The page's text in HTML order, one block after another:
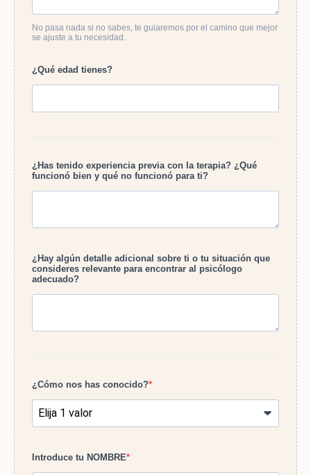
No pasa nada si no sabes, te guiaremos por el camino que mejor
se ajuste a tu necesidad.
¿Qué edad tienes?
¿Has tenido experiencia previa con la terapia? ¿Qué
funcionó bien y qué no funcionó para ti?
¿Hay algún detalle adicional sobre ti o tu situación que
consideres relevante para encontrar al psicólogo
adecuado?
¿Cómo nos has conocido?
Introduce tu NOMBRE